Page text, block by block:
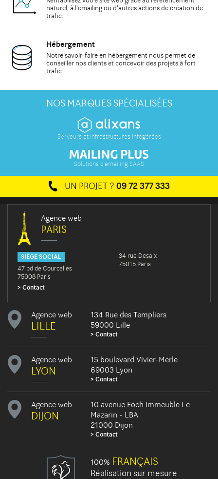
naturel, à l'emailingou d'autres actions decréation de
trafic.
Hébergement
Notre savoir-faire en hébergement nous permet de
conseiller nos clients et concevoir des projets à fort
trafic.
NOS MARQUES SPÉCIALISÉES
Serveurs et Infrastructures infogérées
Solutions d'emailing SAAS
UN PROJET ? 09 72 377 333
Agence web
PARIS
SIÈGE SOCIAL
47 bd de Courcelles
75008 Paris
34 rue Desaix
75015 Paris
Contact
Agence web
LILLE
134 Rue des Templiers
59000 Lille
Contact
Agence web
LYON
15 boulevard Vivier-Merle
69003 Lyon
Contact
Agence web
DIJON
10 avenue Foch Immeuble Le
Mazarin - LBA
21000 Dijon
Contact
100% FRANÇAIS
Réalisation sur mesure